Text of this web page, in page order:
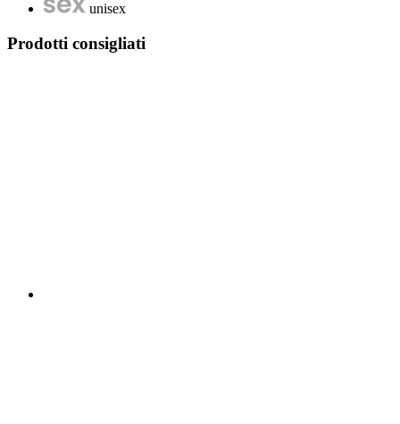
unisex
Prodotti consigliati